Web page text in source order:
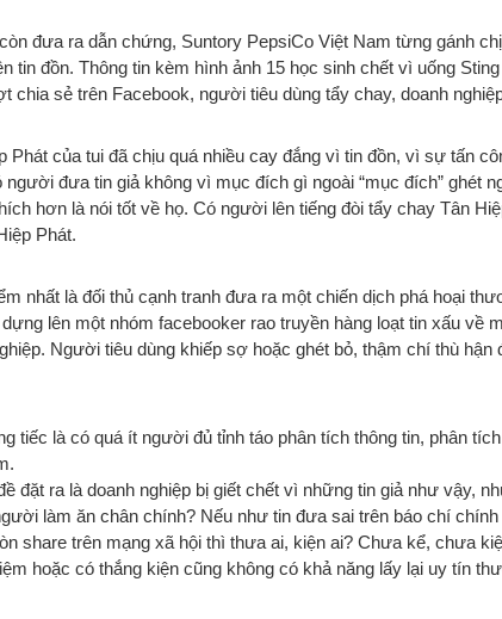
đưa ra dẫn chứng, Suntory PepsiCo Việt Nam từng gánh
tin đồn. Thông tin kèm hình ảnh 15 học sinh chết vì uống
chia sẻ trên Facebook, người tiêu dùng tẩy chay, doanh
Phát của tui đã chịu quá nhiều cay đắng vì tin đồn, vì sự tấn
người đưa tin giả không vì mục đích gì ngoài “mục đích” ghét
hơn là nói tốt về họ. Có người lên tiếng đòi tẩy chay Tân
Phát.
nhất là đối thủ cạnh tranh đưa ra một chiến dịch phá hoại
lên một nhóm facebooker rao truyền hàng loạt tin xấu về
Người tiêu dùng khiếp sợ hoặc ghét bỏ, thậm chí thù
tiếc là có quá ít người đủ tỉnh táo phân tích thông tin, phân
đặt ra là doanh nghiệp bị giết chết vì những tin giả như vậy,
làm ăn chân chính? Nếu như tin đưa sai trên báo chí
share trên mạng xã hội thì thưa ai, kiện ai? Chưa kể, chưa
hoặc có thắng kiện cũng không có khả năng lấy lại uy tín